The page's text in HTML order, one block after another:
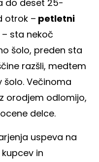
do deset 25-
otrok – petletni
– sta nekoč
šolo, preden sta
razšli, medtem
šolo. Večinoma
orodjem odlomijo,
delce.
uspeva na
in